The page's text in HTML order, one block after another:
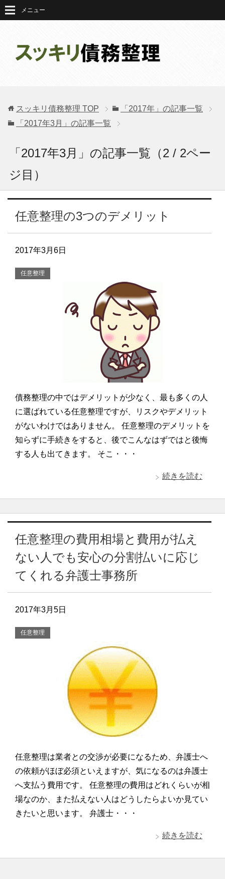
メニュー
スッキリ債務整理 TOP
「2017年」の記事一覧
「2017年3月」の記事一覧
「2017年3月」の記事一覧（2 / 2ペー
ジ目）
任意整理の3つのデメリット
2017年3月6日
任意整理
債務整理の中ではデメリットが少なく、最も多くの人
に選ばれている任意整理ですが、リスクやデメリット
がないわけではありません。 任意整理のデメリットを
知らずに手続きをすると、後でこんなはずではと後悔
する人も出てきます。 そこ・・・
続きを読む
任意整理の費用相場と費用が払え
ない人でも安心の分割払いに応じ
てくれる弁護士事務所
2017年3月5日
任意整理
任意整理は業者との交渉が必要になるため、弁護士へ
の依頼がほぼ必須といえますが、気になるのは弁護士
へ支払う費用です。 任意整理の費用はどれくらいが相
場なのか、また払えない人はどうしたらよいか見てい
きたいと思います。 弁護士・・・
続きを読む